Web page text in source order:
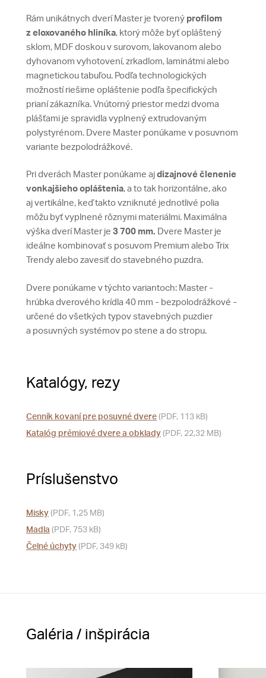
Rám unikátnych dverí Master je tvorený profilom
z eloxovaného hliníka, ktorý môže byť opláštený
sklom, MDF doskou v surovom, lakovanom alebo
dyhovanom vyhotovení, zrkadlom, laminátmi alebo
magnetickou tabuľou. Podľa technologických
možností riešime opláštenie podľa špecifických
prianí zákazníka. Vnútorný priestor medzi dvoma
plášťami je spravidla vyplnený extrudovaným
polystyrénom. Dvere Master ponúkame v posuvnom
variante bezpolodrážkové.
Pri dverách Master ponúkame aj dizajnové členenie
vonkajšieho opláštenia, a to tak horizontálne, ako
aj vertikálne, keď takto vzniknuté jednotlivé polia
môžu byť vyplnené rôznymi materiálmi. Maximálna
výška dverí Master je 3 700 mm. Dvere Master je
ideálne kombinovať s posuvom Premium alebo Trix
Trendy alebo zavesiť do stavebného puzdra.
Dvere ponúkame v týchto variantoch: Master –
hrúbka dverového krídla 40 mm – bezpolodrážkové –
určené do všetkých typov stavebných puzdier
a posuvných systémov po stene a do stropu.
Katalógy, rezy
Cenník kovaní pre posuvné dvere (PDF, 113 kB)
Katalóg prémiové dvere a obklady (PDF, 22,32 MB)
Príslušenstvo
Misky (PDF, 1,25 MB)
Madla (PDF, 753 kB)
Čelné úchyty (PDF, 349 kB)
Galéria / inšpirácia